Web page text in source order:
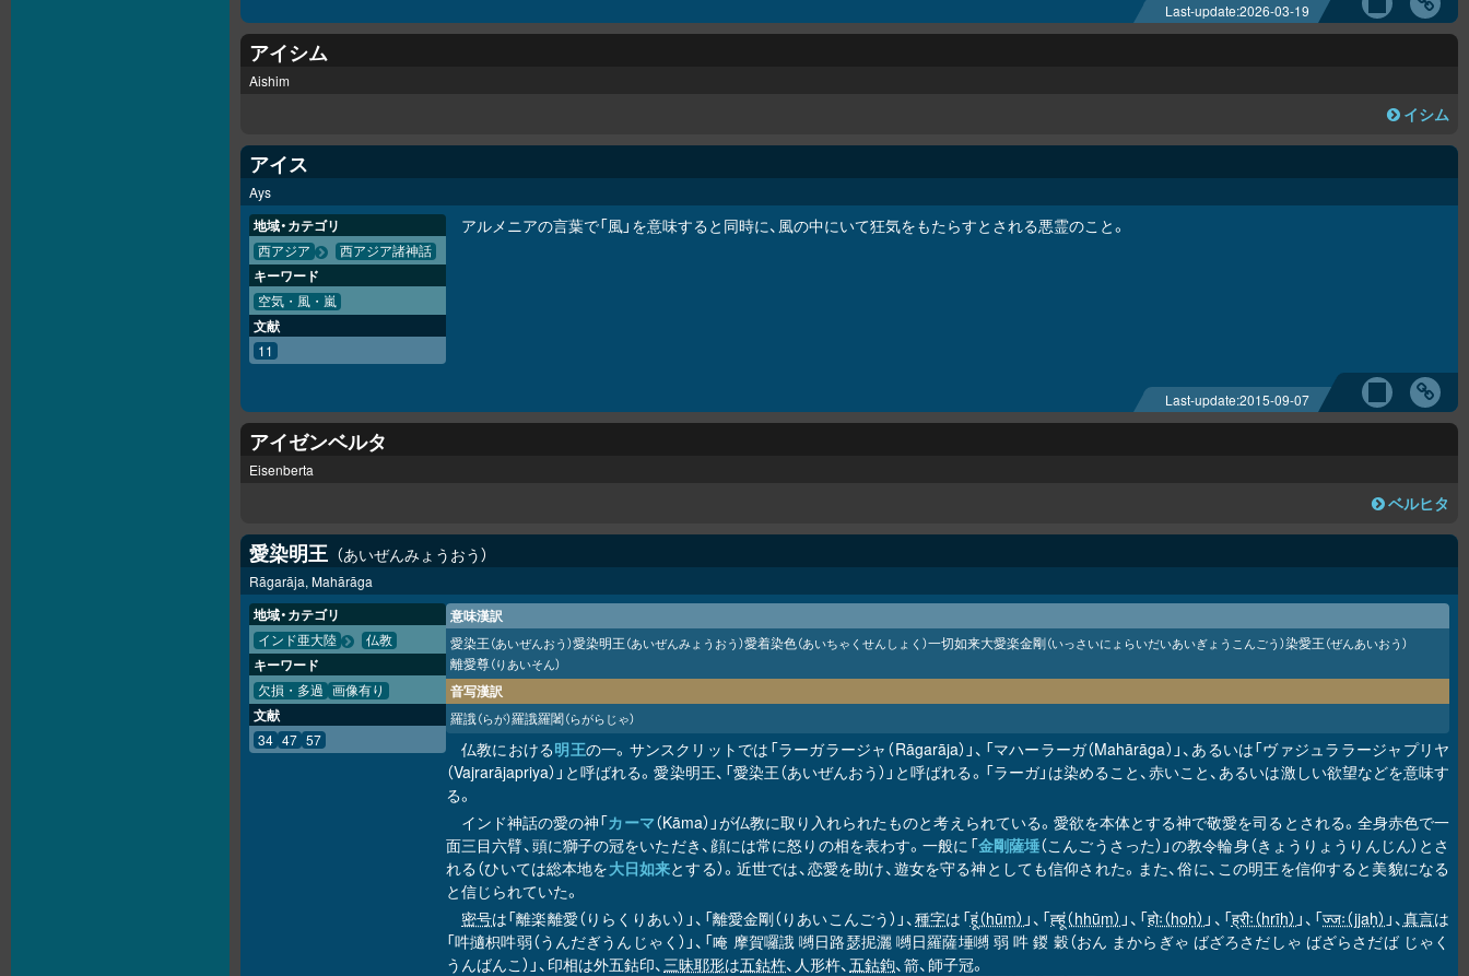
Last-update:2026-03-19
アイシム
Aishim
イシム
アイス
Ays
アルメニアの言葉で「風」を意味すると同時に、風の中にいて狂気をもたらすとされる悪霊のこと。
地域・カテゴリ
西アジア 西アジア諸神話
キーワード
空気・風・嵐
文献
11
Last-update:2015-09-07
アイゼンベルタ
Eisenberta
ベルヒタ
愛染明王 あいぜんみょうおう
Rāgarāja, Mahārāga
意味漢訳
愛染王（あいぜんおう）愛染明王（あいぜんみょうおう）愛着染色（あいちゃくせんしょく）一切如来大愛楽金剛（いっさいにょらいだいあいぎょうこんごう）染愛王（ぜんあいおう）
離愛尊（りあいそん）
音写漢訳
羅誐（らが）羅誐羅闍（らがらじゃ）
仏教における明王の一。サンスクリットでは「ラーガラージャ（Rāgarāja）」、「マハーラーガ（Mahārāga）」、あるいは「ヴァジュララージャプリヤ
（Vajrarājapriya）」と呼ばれる。愛染明王、「愛染王（あいぜんおう）」と呼ばれる。「ラーガ」は染めること、赤いこと、あるいは激しい欲望などを意味す
る。
インド神話の愛の神「カーマ（Kāma）」が仏教に取り入れられたものと考えられている。愛欲を本体とする神で敬愛を司るとされる。全身赤色で一
面三目六臂、頭に獅子の冠をいただき、顔には常に怒りの相を表わす。一般に「金剛薩埵（こんごうさった）」の教令輪身（きょうりょうりんじん）とさ
れる（ひいては総本地を大日如来とする）。近世では、恋愛を助け、遊女を守る神としても信仰された。また、俗に、この明王を信仰すると美貌になる
と信じられていた。
密号は「離楽離愛（りらくりあい）」、「離愛金剛（りあいこんごう）」、種字は「हूं（hūṃ） 」、「ह्हूं（hhūṃ） 」、「होः（hoḥ） 」、「ह्रीः（hrīḥ） 」、「ज्जः（jjaḥ） 」、真言は
「吽擿枳吽弱（うんだぎうんじゃく）」、「唵 摩賀囉誐 嚩日路瑟抳灑 嚩日羅薩埵嚩 弱 吽 鍐 穀（おん まからぎゃ ばざろさだしゃ ばざらさだば じゃく
うんばんこ）」、印相は外五鈷印、三昧耶形は五鈷杵、人形杵、五鈷鉤、箭、師子冠。
地域・カテゴリ
インド亜大陸 仏教
キーワード
欠損・多過 画像有り
文献
34 47 57